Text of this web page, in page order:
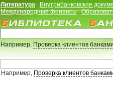
Литература Внутрибанковские
Международные финансы
Например,Проверка клиентов
Например, Проверка клиентов